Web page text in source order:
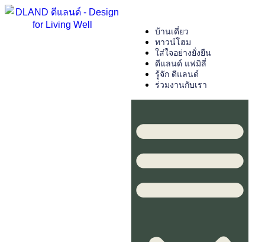
บ้านเดี่ยว
ทาวน์โฮม
ใส่ใจอย่างยั่งยืน
ดีแลนด์ แฟมิลี่
รู้จัก ดีแลนด์
ร่วมงานกับเรา